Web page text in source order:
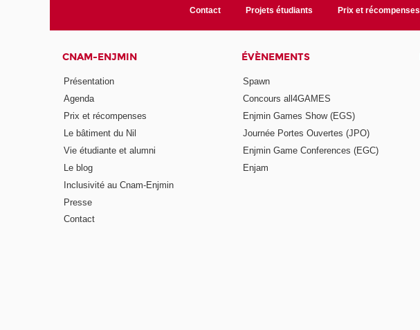
Contact Projets étudiants Prix et récompenses
CNAM-ENJMIN
Présentation
Agenda
Prix et récompenses
Le bâtiment du Nil
Vie étudiante et alumni
Le blog
Inclusivité au Cnam-Enjmin
Presse
Contact
ÉVÈNEMENTS
Spawn
Concours all4GAMES
Enjmin Games Show (EGS)
Journée Portes Ouvertes (JPO)
Enjmin Game Conferences (EGC)
Enjam